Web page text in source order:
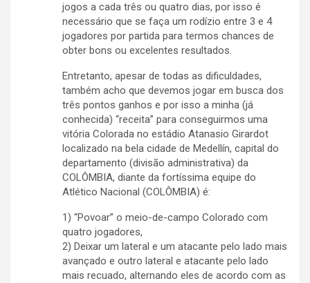
jogos a cada três ou quatro dias, por isso é
necessário que se faça um rodízio entre 3 e 4
jogadores por partida para termos chances de
obter bons ou excelentes resultados.
Entretanto, apesar de todas as dificuldades,
também acho que devemos jogar em busca dos
três pontos ganhos e por isso a minha (já
conhecida) “receita” para conseguirmos uma
vitória Colorada no estádio Atanasio Girardot
localizado na bela cidade de Medellín, capital do
departamento (divisão administrativa) da
COLÔMBIA, diante da fortíssima equipe do
Atlético Nacional (COLÔMBIA) é:
1) “Povoar” o meio-de-campo Colorado com
quatro jogadores,
2) Deixar um lateral e um atacante pelo lado mais
avançado e outro lateral e atacante pelo lado
mais recuado, alternando eles de acordo com as